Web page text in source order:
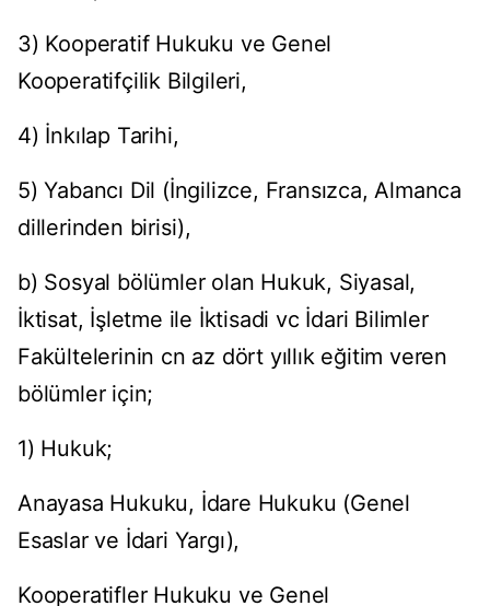
3) Kooperatif Hukuku ve Genel
Kooperatifçilik Bilgileri,
4) İnkılap Tarihi,
5) Yabancı Dil (İngilizce, Fransızca, Almanca
dillerinden birisi),
b) Sosyal bölümler olan Hukuk, Siyasal,
İktisat, İşletme ile İktisadi vc İdari Bilimler
Fakültelerinin cn az dört yıllık eğitim veren
bölümler için;
1) Hukuk;
Anayasa Hukuku, İdare Hukuku (Genel
Esaslar ve İdari Yargı),
Kooperatifler Hukuku ve Genel